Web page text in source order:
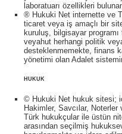
laboratuarı özellikleri
® Hukuki Net internette ve
ticaret veya iş amaçlı bir
kuruluş, bilgisayar
veyahut herhangi politik
desteklenmemekte, finans
yönetimi olan Adalet
HUKUK
© Hukuki Net hukuk sitesi;
Hakimler, Savcılar,
Türk hukukçular ile üstün
arasından seçilmiş